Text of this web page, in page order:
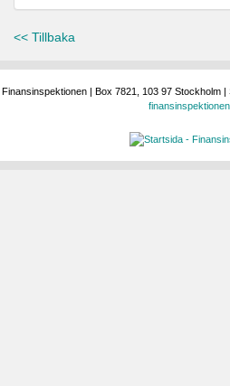
<< Tillbaka
Finansinspektionen | Box 7821, 103 97 Stockholm